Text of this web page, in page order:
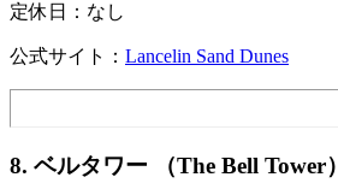
定休日：なし
公式サイト： Lancelin Sand Dunes
8. ベルタワー （The Bell Tower）